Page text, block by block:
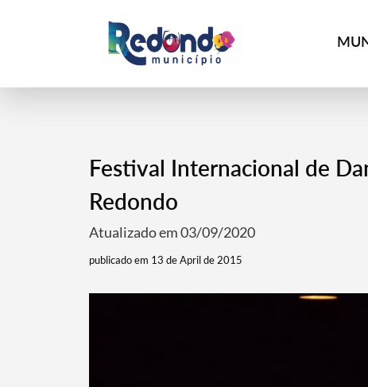
Festival Internacional de
Redondo
Atualizado em 03/09/2020
publicado em 13 de April de 2015